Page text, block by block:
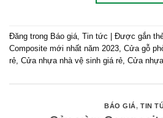
Đăng trong Báo giá Tin tức | Được gắn
Composite mới nhất năm 2023 Cửa gỗ
rẻ Cửa nhựa nhà vệ sinh giá rẻ Cửa
BÁO GIÁ,TIN